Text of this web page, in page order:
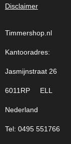
Disclaimer
Timmershop.nl
Kantooradres:
Jasmijnstraat 26
6011RP ELL
Nederland
Tel: 0495 551766